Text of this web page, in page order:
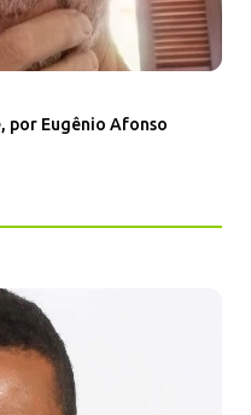
por Eugênio Afonso